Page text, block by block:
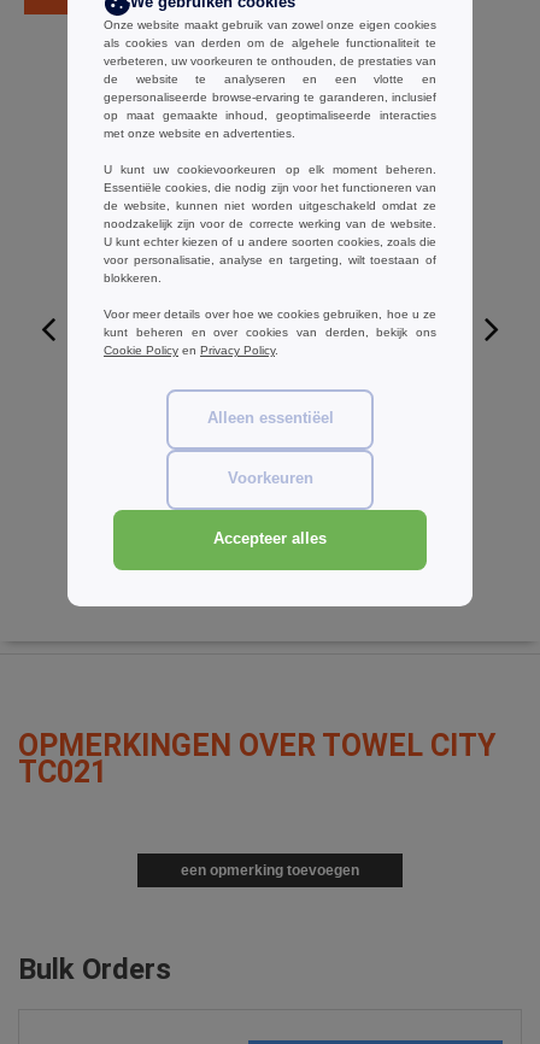
Towel city TC064 - Klassieke badstof
OPMERKINGEN OVER TOWEL CITY
TC021
een opmerking toevoegen
Bulk Orders
Onze website maakt gebruik van zowel onze eigen cookies
als cookies van derden om de algehele functionaliteit te
verbeteren, uw voorkeuren te onthouden, de prestaties van
de website te analyseren en een vlotte en
gepersonaliseerde browse-ervaring te garanderen, inclusief
op maat gemaakte inhoud, geoptimaliseerde interacties
met onze website en advertenties.
U kunt uw cookievoorkeuren op elk moment beheren.
Essentiële cookies, die nodig zijn voor het functioneren van
de website, kunnen niet worden uitgeschakeld omdat ze
noodzakelijk zijn voor de correcte werking van de website.
U kunt echter kiezen of u andere soorten cookies, zoals die
voor personalisatie, analyse en targeting, wilt toestaan of
blokkeren.
Voor meer details over hoe we cookies gebruiken, hoe u ze
kunt beheren en over cookies van derden, bekijk ons
Cookie Policy en Privacy Policy.
Alleen essentiëel
Voorkeuren
Accepteer alles